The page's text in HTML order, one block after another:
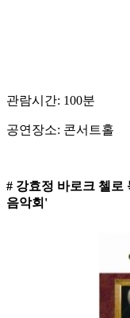
관람시간: 100분
공연장소: 콘서트홀
# 강효정 바로크 첼로
음악회'